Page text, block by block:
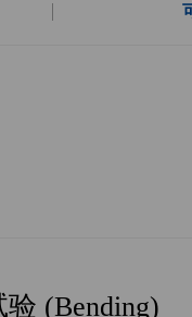
(Bending)